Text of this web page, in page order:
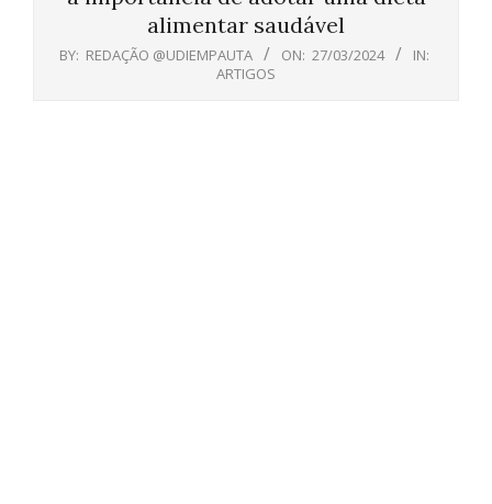
alimentar saudável
BY: REDAÇÃO @UDIEMPAUTA ON: 27/03/2024
IN:
ARTIGOS